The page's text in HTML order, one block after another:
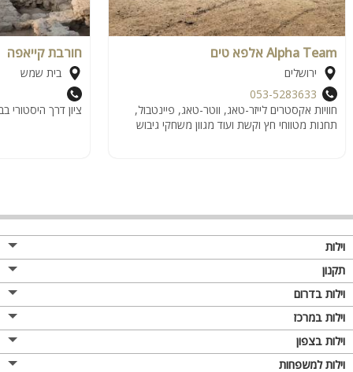
Alpha Team אלפא טים
ירושלים
053-5283633
חוויות אקסטרים לייזר-טאג, ווטר-טאג, פיינטבול,
תחנות מטווחי חץ וקשת ועוד מגוון משחקי גיבוש
חורבת קייאפה
בית שמש
ציון דרך היסטורי
וילות
תקנון
וילות בדרום
וילות במרכז
וילות בצפון
וילות למשפחות